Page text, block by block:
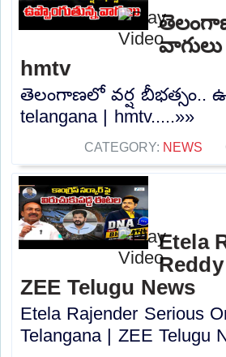
hmtv
తెలంగాణలో వర్ష బీభత్సం..
telangana | hmtv.....»»
CATEGORY: NEWS
Etela
ZEE Telugu News
Etela Rajender Serious
Telangana | ZEE Telugu